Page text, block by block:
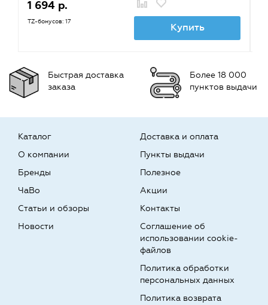
1 694 р.
TZ-бонусов: 17 Купить
Быстрая доставка
заказа
Более 18 000
пунктов выдачи
Каталог
О компании
Бренды
Доставка и оплата
Пункты выдачи
Полезное
ЧаВо
Статьи и обзоры
Новости
Акции
Контакты
Соглашение об
использовании cookie-
файлов
Политика обработки
персональных данных
Политика возврата